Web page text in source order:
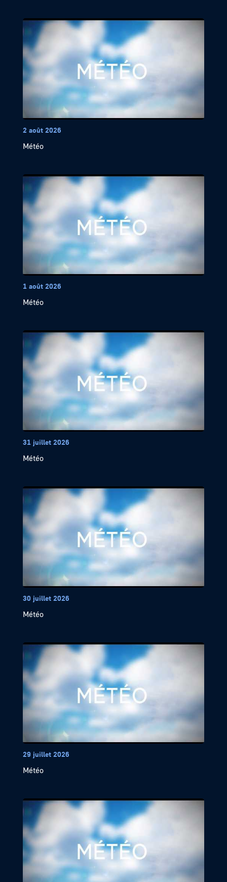
2 août 2026
Météo
1 août 2026
Météo
31 juillet 2026
Météo
30 juillet 2026
Météo
29 juillet 2026
Météo